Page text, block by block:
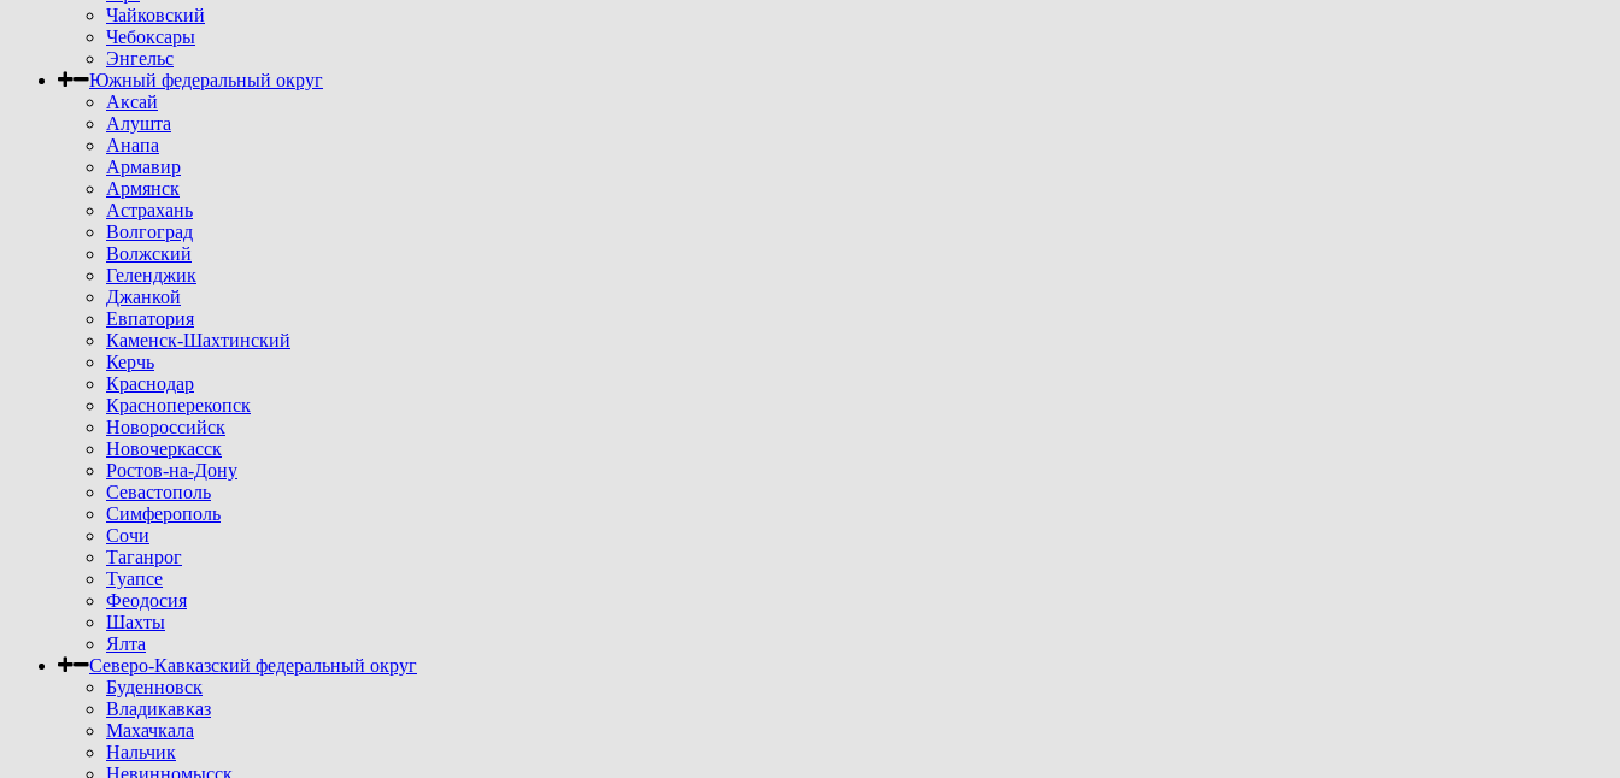
Чайковский
Чебоксары
Энгельс
Южный федеральный округ
Аксай
Алушта
Анапа
Армавир
Армянск
Астрахань
Волгоград
Волжский
Геленджик
Джанкой
Евпатория
Каменск-Шахтинский
Керчь
Краснодар
Красноперекопск
Новороссийск
Новочеркасск
Ростов-на-Дону
Севастополь
Симферополь
Сочи
Таганрог
Туапсе
Феодосия
Шахты
Ялта
Северо-Кавказский федеральный округ
Буденновск
Владикавказ
Махачкала
Нальчик
Невинномысск